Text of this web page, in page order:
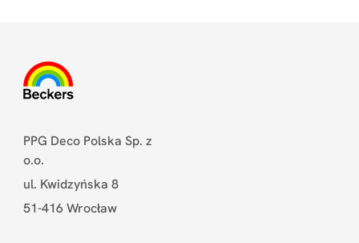
PPG Deco Polska Sp. z
o.o.
ul. Kwidzyńska 8
51-416 Wrocław